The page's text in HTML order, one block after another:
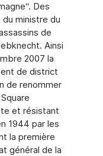
Des
ministre du
de
Ainsi
2007 la
de district
de renommer
et résistant
1944 par les
la première
général de la